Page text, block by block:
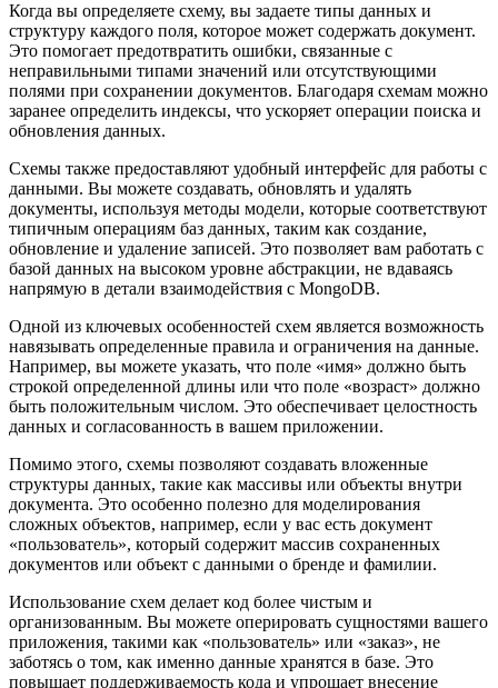
Когда вы определяете схему, вы задаете типы данных и
структуру каждого поля, которое может содержать документ.
Это помогает предотвратить ошибки, связанные с
неправильными типами значений или отсутствующими
полями при сохранении документов. Благодаря схемам можно
заранее определить индексы, что ускоряет операции поиска и
обновления данных.
Схемы также предоставляют удобный интерфейс для работы с
данными. Вы можете создавать, обновлять и удалять
документы, используя методы модели, которые соответствуют
типичным операциям баз данных, таким как создание,
обновление и удаление записей. Это позволяет вам работать с
базой данных на высоком уровне абстракции, не вдаваясь
напрямую в детали взаимодействия с MongoDB.
Одной из ключевых особенностей схем является возможность
навязывать определенные правила и ограничения на данные.
Например, вы можете указать, что поле «имя» должно быть
строкой определенной длины или что поле «возраст» должно
быть положительным числом. Это обеспечивает целостность
данных и согласованность в вашем приложении.
Помимо этого, схемы позволяют создавать вложенные
структуры данных, такие как массивы или объекты внутри
документа. Это особенно полезно для моделирования
сложных объектов, например, если у вас есть документ
«пользователь», который содержит массив сохраненных
документов или объект с данными о бренде и фамилии.
Использование схем делает код более чистым и
организованным. Вы можете оперировать сущностями вашего
приложения, такими как «пользователь» или «заказ», не
заботясь о том, как именно данные хранятся в базе. Это
повышает поддерживаемость кода и упрощает внесение